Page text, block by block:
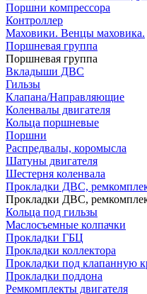
Поршни компрессора
Контроллер
Маховики. Венцы маховика.
Поршневая группа
Поршневая группа
Вкладыши ДВС
Гильзы
Клапана/Направляющие
Коленвалы двигателя
Кольца поршневые
Поршни
Распредвалы, коромысла
Шатуны двигателя
Шестерня коленвала
Прокладки ДВС,
Прокладки ДВС,
Кольца под гильзы
Маслосъемные колпачки
Прокладки ГБЦ
Прокладки коллектора
Прокладки под клапанную
Прокладки поддона
Ремкомплекты двигателя